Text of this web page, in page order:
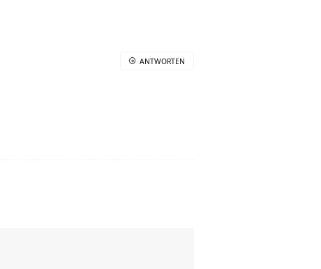
ANTWORTEN